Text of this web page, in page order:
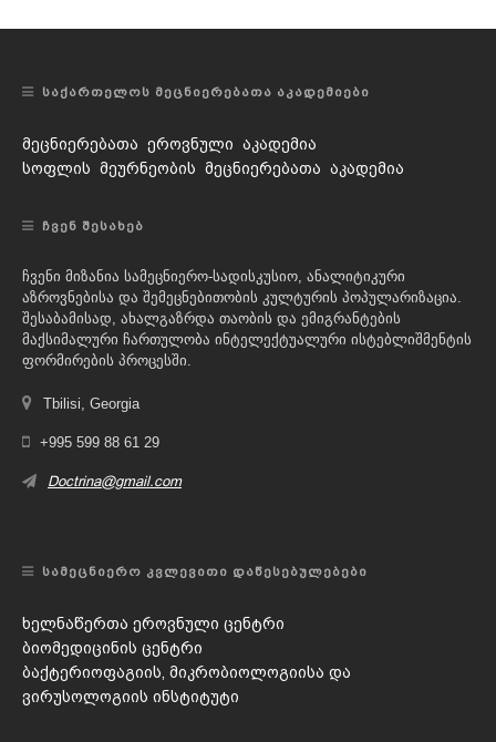
ᲡᲐᲥᲐᲠᲗᲔᲚᲝᲡ ᲛᲔᲪᲜᲘᲔᲠᲔᲑᲐᲗᲐ ᲐᲙᲐᲓᲔᲛᲘᲔᲑᲘ
მეცნიერებათა ეროვნული აკადემია
სოფლის მეურნეობის მეცნიერებათა აკადემია
ᲩᲕᲔᲜ ᲨᲔᲡᲐᲮᲔᲑ
ჩვენი მიზანია სამეცნიერო-სადისკუსიო, ანალიტიკური
აზროვნებისა და შემეცნებითობის კულტურის პოპულარიზაცია.
შესაბამისად, ახალგაზრდა თაობის და ემიგრანტების
მაქსიმალური ჩართულობა ინტელექტუალური ისტებლიშმენტის
ფორმირების პროცესში.
Tbilisi, Georgia
+995 599 88 61 29
Doctrina@gmail.com
ᲡᲐᲛᲔᲪᲜᲘᲔᲠᲝ ᲙᲕᲚᲔᲕᲘᲗᲘ ᲓᲐᲬᲔᲡᲔᲑᲣᲚᲔᲑᲔᲑᲘ
ხელნაწერთა ეროვნული ცენტრი
ბიომედიცინის ცენტრი
ბაქტერიოფაგიის, მიკრობიოლოგიისა და
ვირუსოლოგიის ინსტიტუტი